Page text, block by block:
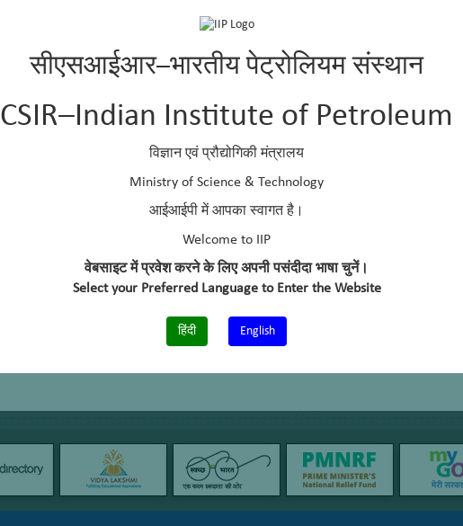
सीएसआईआर–भारतीय पेट्रोलियम संस्थान
CSIR–Indian Institute of Petroleum
विज्ञान एवं प्रौद्योगिकी मंत्रालय
Ministry of Science & Technology
आईआईपी में आपका स्वागत है।
Welcome to IIP
वेबसाइट में प्रवेश करने के लिए अपनी पसंदीदा भाषा चुनें।
Select your Preferred Language to Enter the Website
हिंदी English